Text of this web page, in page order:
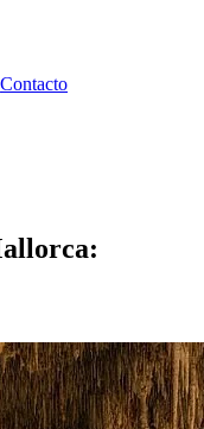
Contacto